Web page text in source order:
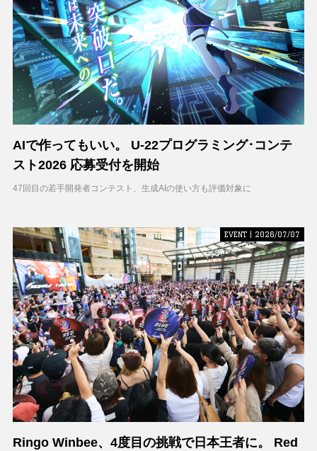
AIで作ってもいい。 U-22プログラミング･コンテ
スト2026 応募受付を開始
47回目の若手開発者コンテスト、生成AIの使い方も評価対象に
EVENT | 2026/07/07
Ringo Winbee、4度目の挑戦で日本王者に。 Red